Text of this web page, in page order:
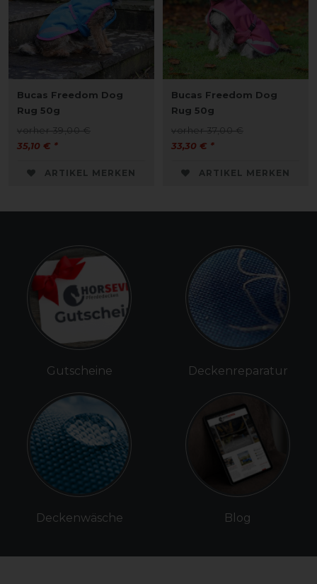
Bucas Freedom Dog
Rug 50g
vorher 39,00 €
35,10 € *
ARTIKEL MERKEN
Bucas Freedom Dog
Rug 50g
vorher 37,00 €
33,30 € *
ARTIKEL MERKEN
Gutscheine
Deckenwäsche
Deckenreparatur
Blog